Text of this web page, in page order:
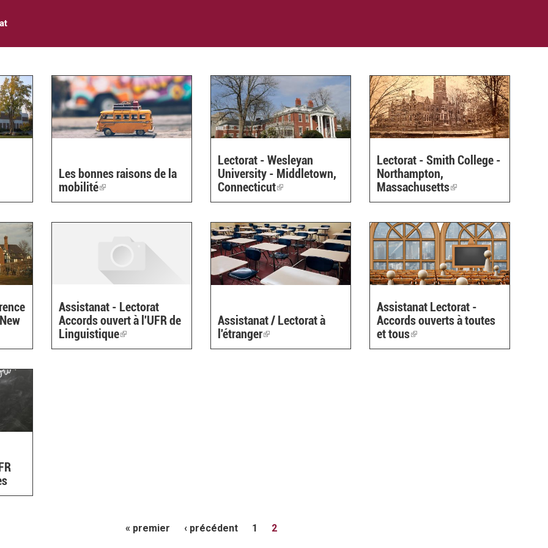
Les bonnes raisons de la
mobilité(link
is
Lectorat - Wesleyan
University - Middletown,
Connecticut(link
is
Lectorat - Smith College -
Northampton,
Massachusetts(link
is
Assistanat - Lectorat
Accords ouvert à l'UFR de
Linguistique(link
is
Assistanat / Lectorat à
l'étranger(link
is
Assistanat Lectorat -
Accords ouverts à toutes
et tous(link
is
« premier ‹ précédent 1 2